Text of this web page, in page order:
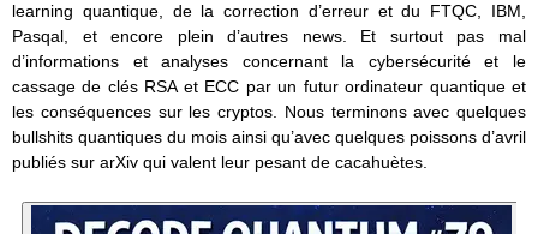
learning quantique, de la correction d’erreur et du FTQC, IBM,
Pasqal, et encore plein d’autres news. Et surtout pas mal
d’informations et analyses concernant la cybersécurité et le
cassage de clés RSA et ECC par un futur ordinateur quantique et
les conséquences sur les cryptos. Nous terminons avec quelques
bullshits quantiques du mois ainsi qu’avec quelques poissons d’avril
publiés sur arXiv qui valent leur pesant de cacahuètes.